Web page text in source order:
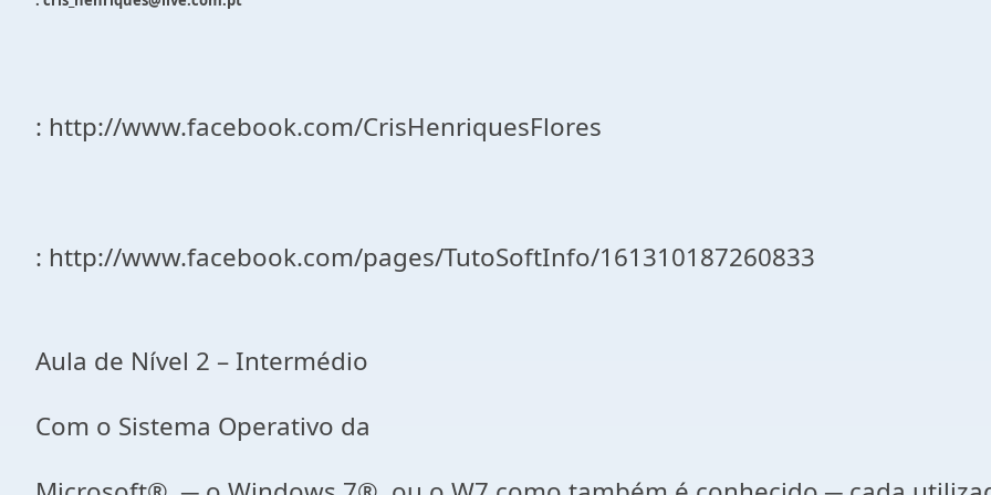
: http://www.facebook.com/CrisHenriquesFlores
: http://www.facebook.com/pages/TutoSoftInfo/161310187260833
Aula de Nível 2 – Intermédio
Com o Sistema Operativo da